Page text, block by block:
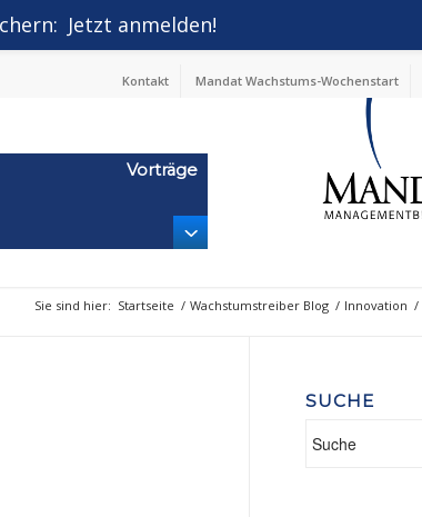
Kontakt Mandat Wachstums-Wochenstart
Vorträge
Sie sind hier: Startseite / Wachstumstreiber Blog / Innovation /
SUCHE
Jetzt anmelden!